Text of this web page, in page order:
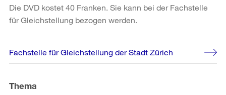
Die DVD kostet 40 Franken. Sie kann bei der Fachstelle
für Gleichstellung bezogen werden.
Weitere
Informationen
Fachstelle für Gleichstellung der Stadt Zürich
Thema